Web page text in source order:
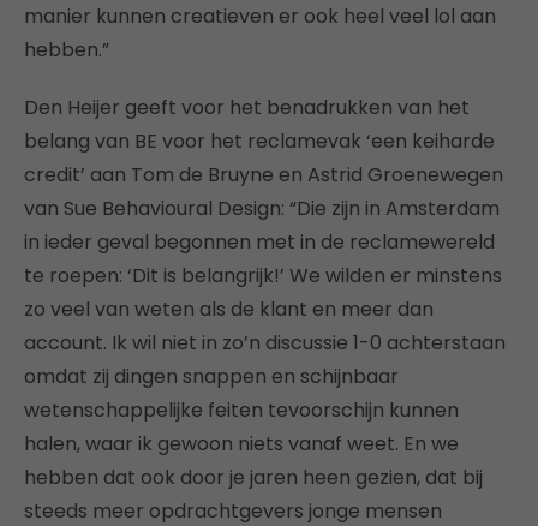
manier kunnen creatieven er ook heel veel lol aan
hebben.”
Den Heijer geeft voor het benadrukken van het
belang van BE voor het reclamevak ‘een keiharde
credit’ aan Tom de Bruyne en Astrid Groenewegen
van Sue Behavioural Design: “Die zijn in Amsterdam
in ieder geval begonnen met in de reclamewereld
te roepen: ‘Dit is belangrijk!’ We wilden er minstens
zo veel van weten als de klant en meer dan
account. Ik wil niet in zo’n discussie 1-0 achterstaan
omdat zij dingen snappen en schijnbaar
wetenschappelijke feiten tevoorschijn kunnen
halen, waar ik gewoon niets vanaf weet. En we
hebben dat ook door je jaren heen gezien, dat bij
steeds meer opdrachtgevers jonge mensen